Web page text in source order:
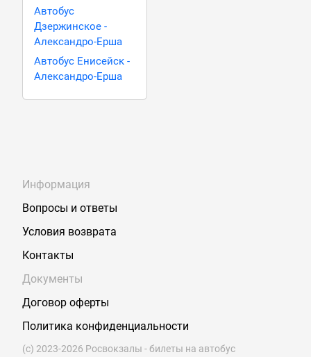
Автобус
Дзержинское -
Александро-Ерша
Автобус Енисейск -
Александро-Ерша
Информация
Вопросы и ответы
Условия возврата
Контакты
Документы
Договор оферты
Политика конфиденциальности
(с) 2023-2026 Росвокзалы - билеты на автобус